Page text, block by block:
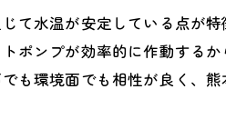
て水温が安定している点が
ポンプが効率的に作動する
も環境面でも相性が良く、